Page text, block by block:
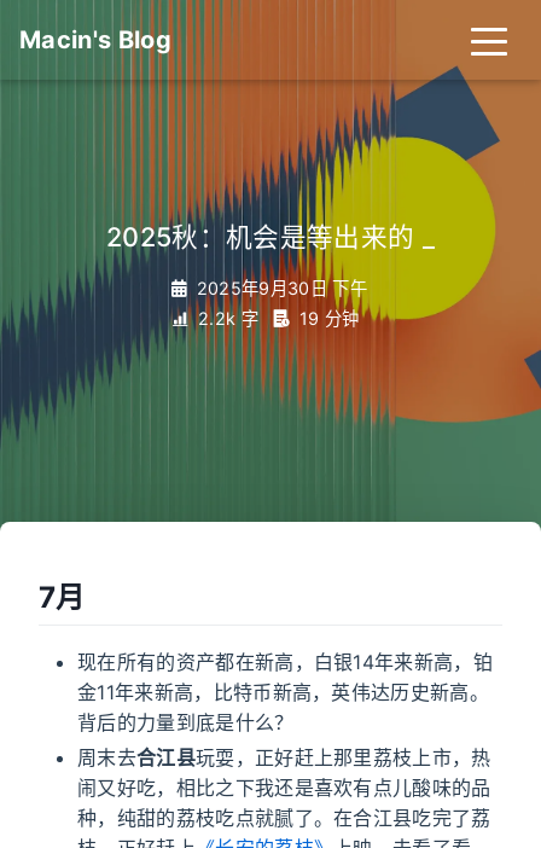
Macin's Blog
2025秋：机会是等出来的
2025年9月30日 下午
2.2k 字
19 分钟
7月
现在所有的资产都在新高，白银14年来新高，铂
金11年来新高，比特币新高，英伟达历史新高。
背后的力量到底是什么？
周末去合江县玩耍，正好赶上那里荔枝上市，热
闹又好吃，相比之下我还是喜欢有点儿酸味的品
种，纯甜的荔枝吃点就腻了。在合江县吃完了荔